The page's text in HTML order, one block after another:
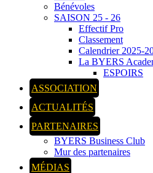
Bénévoles
SAISON 25 - 26
Effectif Pro
Classement
Calendrier 2025-
La BYERS
ESPOIRS
ASSOCIATION
ACTUALITÉS
PARTENAIRES
BYERS Business Club
Mur des partenaires
MÉDIAS